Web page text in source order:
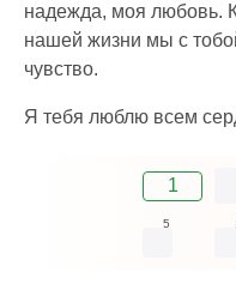
надежда, моя любовь.
нашей жизни мы с
чувство.
Я тебя люблю всем
1
5